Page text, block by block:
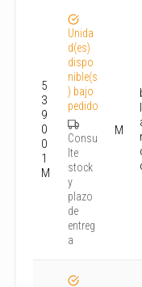
5
3
9
0
0
1
M
Unida
d(es)
dispo
nible(s
) bajo
pedido
Consu
lte
stock
y
plazo
de
entreg
a
M
l